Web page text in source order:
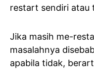
restart sendiri atau
Jika masih me-
masalahnya
apabila tidak,